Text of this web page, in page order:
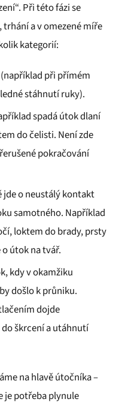
Při této fázi se
a v omezené míře
kategorií:
při přímém
stáhnutí ruky).
spadá útok dlaní
do čelisti. Není zde
pokračování
o neustálý kontakt
samotného. Například
loktem do brady, prsty
útok na tvář.
kdy v okamžiku
došlo k průniku.
dojde
škrcení a utáhnutí
na hlavě útočníka –
je potřeba plynule